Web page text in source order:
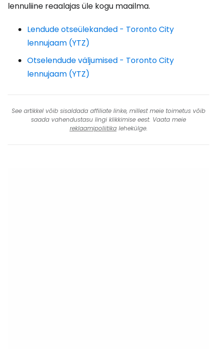
lennuliine reaalajas üle kogu maailma.
Lendude otseülekanded - Toronto City
lennujaam (YTZ)
Otselendude väljumised - Toronto City
lennujaam (YTZ)
See artikkel võib sisaldada affiliate linke, millest meie toimetus võib
saada vahendustasu lingi klikkimise eest. Vaata meie
reklaamipoliitikalehekülge.